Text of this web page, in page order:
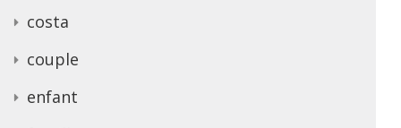
costa
couple
enfant